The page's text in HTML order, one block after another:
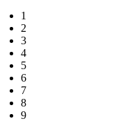
1
2
3
4
5
6
7
8
9